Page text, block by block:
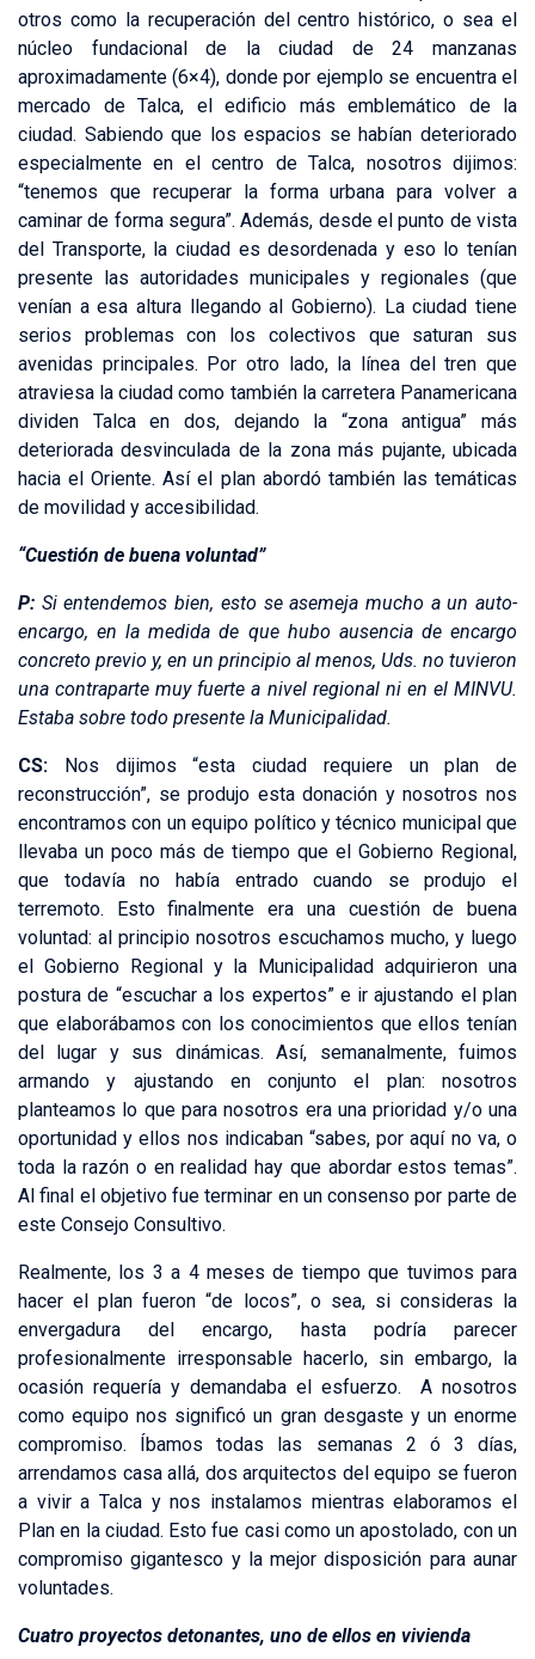
otros como la recuperación del centro histórico, o sea el
núcleo fundacional de la ciudad de 24 manzanas
aproximadamente (6×4), donde por ejemplo se encuentra el
mercado de Talca, el edificio más emblemático de la
ciudad. Sabiendo que los espacios se habían deteriorado
especialmente en el centro de Talca, nosotros dijimos:
“tenemos que recuperar la forma urbana para volver a
caminar de forma segura”. Además, desde el punto de vista
del Transporte, la ciudad es desordenada y eso lo tenían
presente las autoridades municipales y regionales (que
venían a esa altura llegando al Gobierno). La ciudad tiene
serios problemas con los colectivos que saturan sus
avenidas principales. Por otro lado, la línea del tren que
atraviesa la ciudad como también la carretera Panamericana
dividen Talca en dos, dejando la “zona antigua” más
deteriorada desvinculada de la zona más pujante, ubicada
hacia el Oriente. Así el plan abordó también las temáticas
de movilidad y accesibilidad.
“Cuestión de buena voluntad”
P: Si entendemos bien, esto se asemeja mucho a un auto-
encargo, en la medida de que hubo ausencia de encargo
concreto previo y, en un principio al menos, Uds. no tuvieron
una contraparte muy fuerte a nivel regional ni en el MINVU.
Estaba sobre todo presente la Municipalidad.
CS: Nos dijimos “esta ciudad requiere un plan de
reconstrucción”, se produjo esta donación y nosotros nos
encontramos con un equipo político y técnico municipal que
llevaba un poco más de tiempo que el Gobierno Regional,
que todavía no había entrado cuando se produjo el
terremoto. Esto finalmente era una cuestión de buena
voluntad: al principio nosotros escuchamos mucho, y luego
el Gobierno Regional y la Municipalidad adquirieron una
postura de “escuchar a los expertos” e ir ajustando el plan
que elaborábamos con los conocimientos que ellos tenían
del lugar y sus dinámicas. Así, semanalmente, fuimos
armando y ajustando en conjunto el plan: nosotros
planteamos lo que para nosotros era una prioridad y/o una
oportunidad y ellos nos indicaban “sabes, por aquí no va, o
toda la razón o en realidad hay que abordar estos temas”.
Al final el objetivo fue terminar en un consenso por parte de
este Consejo Consultivo.
Realmente, los 3 a 4 meses de tiempo que tuvimos para
hacer el plan fueron “de locos”, o sea, si consideras la
envergadura del encargo, hasta podría parecer
profesionalmente irresponsable hacerlo, sin embargo, la
ocasión requería y demandaba el esfuerzo. A nosotros
como equipo nos significó un gran desgaste y un enorme
compromiso. Íbamos todas las semanas 2 ó 3 días,
arrendamos casa allá, dos arquitectos del equipo se fueron
a vivir a Talca y nos instalamos mientras elaboramos el
Plan en la ciudad. Esto fue casi como un apostolado, con un
compromiso gigantesco y la mejor disposición para aunar
voluntades.
Cuatro proyectos detonantes, uno de ellos en vivienda